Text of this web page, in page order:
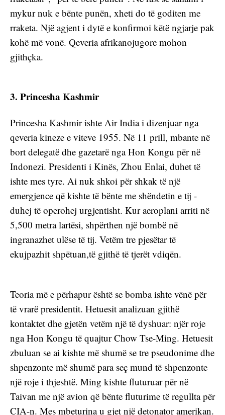
mykur nuk e bënte punën, xheti do të goditen me
rraketa. Një agjent i dytë e konfirmoi këtë ngjarje pak
kohë më vonë. Qeveria afrikanojugore mohon
gjithçka.
3. Princesha Kashmir
Princesha Kashmir ishte Air India i dizenjuar nga
qeveria kineze e viteve 1955. Në 11 prill, mbante në
bort delegatë dhe gazetarë nga Hon Kongu për në
Indonezi. Presidenti i Kinës, Zhou Enlai, duhet të
ishte mes tyre. Ai nuk shkoi për shkak të një
emergjence që kishte të bënte me shëndetin e tij -
duhej të operohej urgjentisht. Kur aeroplani arriti në
5,500 metra lartësi, shpërthen një bombë në
ingranazhet ulëse të tij. Vetëm tre pjesëtar të
ekujpazhit shpëtuan,të gjithë të tjerët vdiqën.
Teoria më e përhapur është se bomba ishte vënë për
të vrarë presidentit. Hetuesit analizuan gjithë
kontaktet dhe gjetën vetëm një të dyshuar: njër roje
nga Hon Kongu të quajtur Chow Tse-Ming. Hetuesit
zbuluan se ai kishte më shumë se tre pseudonime dhe
shpenzonte më shumë para seç mund të shpenzonte
një roje i thjeshtë. Ming kishte fluturuar për në
Taivan me një avion që bënte fluturime të regullta për
CIA-n. Mes mbeturina u gjet një detonator amerikan.